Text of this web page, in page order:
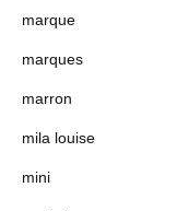
marque
marques
marron
mila louise
mini